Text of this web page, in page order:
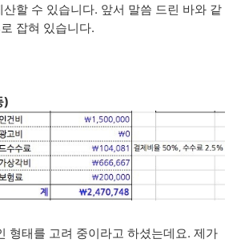
할 수 있습니다. 앞서 말씀 드린 바와 같
잡혀 있습니다.
)
형태를 고려 중이라고 하셨는데요. 제가